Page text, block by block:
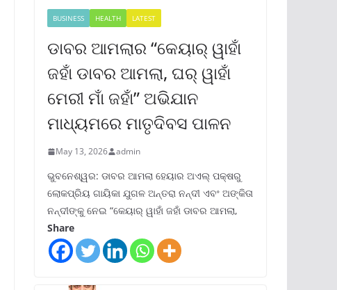
BUSINESS HEALTH LATEST
ଡାବର ଆମଲାର “କେୟାର୍ ୱାହାଁ
ଜହାଁ ଡାବର ଆମଲା, ଘର୍ ୱାହାଁ
ମେରୀ ମାଁ ଜହାଁ” ଅଭିଯାନ
ମାଧ୍ୟମରେ ମାତୃଦିବସ ପାଳନ
May 13, 2026 admin
ଭୁବନେଶ୍ୱର: ଡାବର ଆମଲା ହେୟାର ଅଏଲ୍ ପକ୍ଷରୁ
ଲୋକପ୍ରିୟ ଗାୟିକା ଯୁଗଳ ଅନ୍ତରା ନନ୍ଦୀ ଏବଂ ଅଙ୍କିତା
ନନ୍ଦୀଙ୍କୁ ନେଇ “କେୟାର୍ ୱାହାଁ ଜହାଁ ଡାବର ଆମଲା,
Share